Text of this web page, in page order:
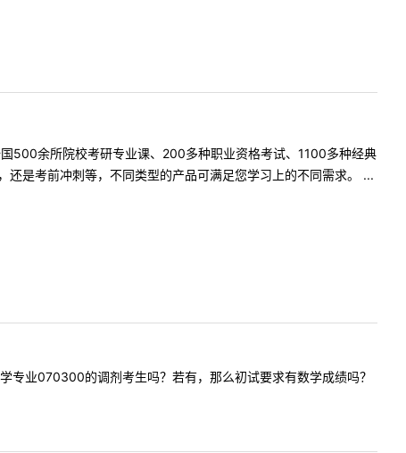
500余所院校考研专业课、200多种职业资格考试、1100多种经典
是考前冲刺等，不同类型的产品可满足您学习上的不同需求。 ...
业070300的调剂考生吗？若有，那么初试要求有数学成绩吗？